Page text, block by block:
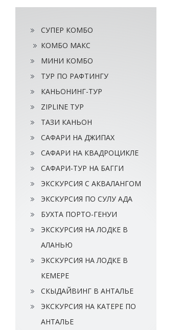
СУПЕР КОМБО
КОМБО МАКС
МИНИ КОМБО
ТУР ПО РАФТИНГУ
КАНЬОНИНГ-ТУР
ZIPLINE ТУР
ТАЗИ КАНЬОН
САФАРИ НА ДЖИПАХ
САФАРИ НА КВАДРОЦИКЛЕ
САФАРИ-ТУР НА БАГГИ
ЭКСКУРСИЯ С АКВАЛАНГОМ
ЭКСКУРСИЯ ПО СУЛУ АДА
БУХТА ПОРТО-ГЕНУИ
ЭКСКУРСИЯ НА ЛОДКЕ В
АЛАНЬЮ
ЭКСКУРСИЯ НА ЛОДКЕ В
КЕМЕРЕ
СКЫДАЙВИНГ В АНТАЛЬЕ
ЭКСКУРСИЯ НА КАТЕРЕ ПО
АНТАЛЬЕ